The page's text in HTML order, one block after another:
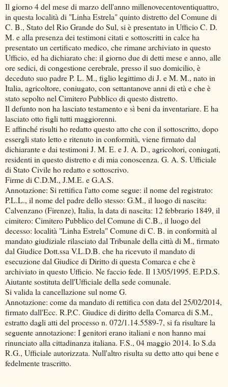
Il giorno 4 del mese di marzo dell'anno millenovecentoventiquattro,
in questa località di "Linha Estrela" quinto distretto del Comune di
C. B., Stato del Rio Grande do Sul, si è presentato in Ufficio C. D.
M. e alla presenza dei testimoni citati e sottoscritti in calce ha
presentato un certificato medico, che rimane archiviato in questo
Ufficio, ed ha dichiarato che: il giorno due di detti mese e anno, alle
ore sedici, di congestione cerebrale, presso il suo domicilio, è
deceduto suo padre P. L. M., figlio legittimo di J. e M. M., nato in
Italia, agricoltore, coniugato, con settantanove anni di età e che è
stato sepolto nel Cimitero Pubblico di questo distretto.
Il defunto non ha lasciato testamento e sì beni da inventariare. E ha
lasciato otto figli tutti maggiorenni.
E affinché risulti ho redatto questo atto che con il sottoscritto, dopo
essergli stato letto e ritenuto in conformità, viene firmato dal
dichiarante e dai testimoni J. M. E. e J. A. D., agricoltori, coniugati,
residenti in questo distretto e di mia conoscenza. G. A. S. Ufficiale
di Stato Civile ho redatto e sottoscrivo.
Firme di C.D.M., J.M.E. e G.A.S.
Annotazione: Si rettifica l'atto come segue: il nome del registrato:
P.L.L., il nome del padre dello stesso: G.M., il luogo di nascita:
Calvenzano (Firenze), Italia, la data di nascita: 12 febbrario 1849, il
cimitero: Cimitero Pubblico del Comune di C.B., il luogo del
decesso: località "Linha Estrela" Comune di C. B. in conformità al
mandato giudiziale rilasciato dal Tribunale della città di M., firmato
dal Giudice Dott.ssa V.L.D.B. che ha ricevuto il mandato di
esecuzione dal Giudice di Diritto di questa Comarca e che è
archiviato in questo Ufficio. Ne faccio fede. Il 13/05/1995. E.P.D.S.
Aiutante sostituta dell'Ufficiale della sede comunale.
Si valida la cancellazione sul nome G.
Annotazione: come da mandato di rettifica con data del 25/02/2014,
firmato dall'Ecc. R.P.C. Giudice di diritto della Comarca di S.M.,
estratto dagli atti del processo n. 072/1.14.5589-7, si fa risultare la
seguente annotazione: I genitori erano italiani e non hanno mai
rinunciato alla cittadinanza italiana. F.S., 04 maggio 2014. Io S.da
R.G., Ufficiale autorizzata. Null'altro risulta su detto atto qui bene e
fedelmente trascritto.